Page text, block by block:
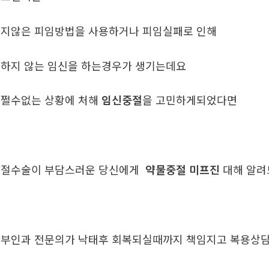
않은 피임방법을 사용하거나 피임실패로 인해
지 않는 임신을 하는경우가 생기는데요
수없는 상황에 처해 임신중절을 고민하게되었다면
수술이 부담스러운 당신에게 약물중절 미프진 대해 알
인과 전문의가 낙태후 회복되실때까지 책임지고 복용상